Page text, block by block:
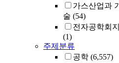
가스산업과 기
술 (54)
전자공학회지
(1)
주제분류
공학 (6,557)